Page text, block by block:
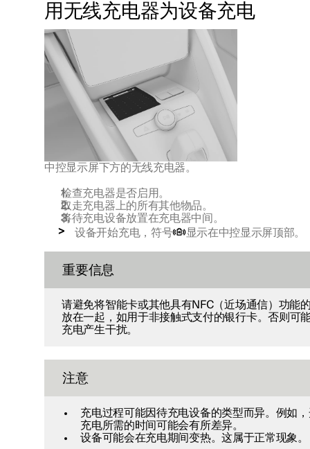
用无线充电器为设备充电
中控显示屏下方的无线充电器。
检查充电器是否启用。
取走充电器上的所有其他物品。
将待充电设备放置在充电器中间。
设备开始充电，符号
显示在中控显示屏顶部。
重要信息
请避免将智能卡或其他具有NFC（近场通信）功能
放在一起，如用于非接触式支付的银行卡。否则可
充电产生干扰。
注意
充电过程可能因待充电设备的类型而异。例如
充电所需的时间可能会有所差异。
设备可能会在充电期间变热。这属于正常现象。